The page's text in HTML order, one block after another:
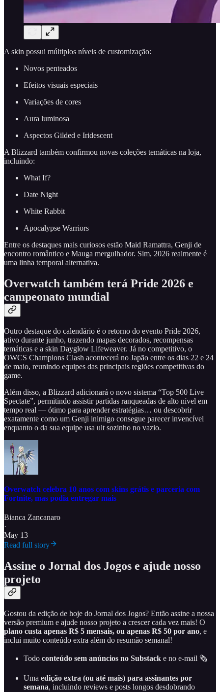
A skin possui múltiplos níveis de customização:
Novos penteados
Efeitos visuais especiais
Variações de cores
Aura luminosa
Aspectos Gilded e Iridescent
A Blizzard também confirmou novas coleções temáticas na loja,
incluindo:
What If?
Date Night
White Rabbit
Apocalypse Warriors
Entre os destaques mais curiosos estão Maid Ramattra, Genji de
encontro romântico e Mauga mergulhador. Sim, 2026 realmente é
uma linha temporal alternativa.
Overwatch também terá Pride 2026 e
campeonato mundial
Outro destaque do calendário é o retorno do evento Pride 2026,
ativo durante junho, trazendo mapas decorados, recompensas
temáticas e a skin Dayglow Lifeweaver. Já no competitivo, o
OWCS Champions Clash acontecerá no Japão entre os dias 22 e 24
de maio, reunindo equipes das principais regiões competitivas do
game.
Além disso, a Blizzard adicionará o novo sistema “Top 500 Live
Spectate”, permitindo assistir partidas ranqueadas de alto nível em
tempo real — ótimo para aprender estratégias… ou descobrir
exatamente como um Genji inimigo consegue parecer invencível
enquanto o da sua equipe usa ult sozinho no vazio.
Overwatch celebra 10 anos com skins grátis e parceria com
Fortnite, mas podia entregar mais
Bianca Zancanaro
·
May 13
Read full story
Assine o Jornal dos Jogos e ajude nosso
projeto
Gostou da edição de hoje do Jornal dos Jogos? Então assine a nossa
versão premium e ajude nosso projeto a crescer cada vez mais! O
plano custa apenas R$ 5 mensais, ou apenas R$ 50 por ano, e
inclui muito conteúdo extra além do resumão semanal!
Todo conteúdo sem anúncios no Substack e no e-mail 🗞️
Uma edição extra (ou até mais) para assinantes por
semana, incluindo reviews e posts longos desdobrando